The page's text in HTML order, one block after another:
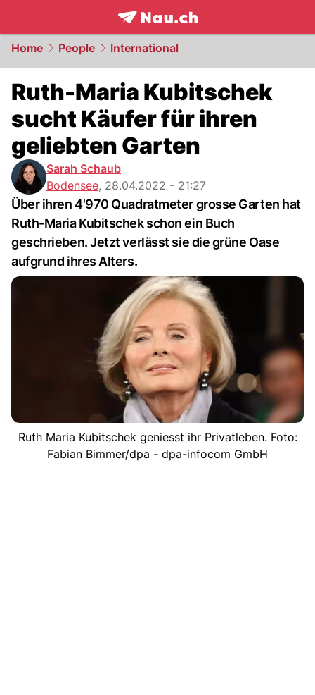
frontpage.NAU.ch
Home People International
Ruth-Maria Kubitschek
sucht Käufer für ihren
geliebten Garten
Sarah Schaub
Bodensee, 28.04.2022 - 21:27
Über ihren 4'970 Quadratmeter grosse Garten hat
Ruth-Maria Kubitschek schon ein Buch
geschrieben. Jetzt verlässt sie die grüne Oase
aufgrund ihres Alters.
Ruth Maria Kubitschek geniesst ihr Privatleben. Foto:
Fabian Bimmer/dpa - dpa-infocom GmbH